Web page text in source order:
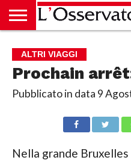
CULTURA
ECONOMIA
RUBRICHE
ARCHIVIO
PODCAST
ABBONAMENTO
CHI
SIAMO
ACCEDI
ALTRI VIAGGI
Prochain
Pubblicato in data 9
Nella grande